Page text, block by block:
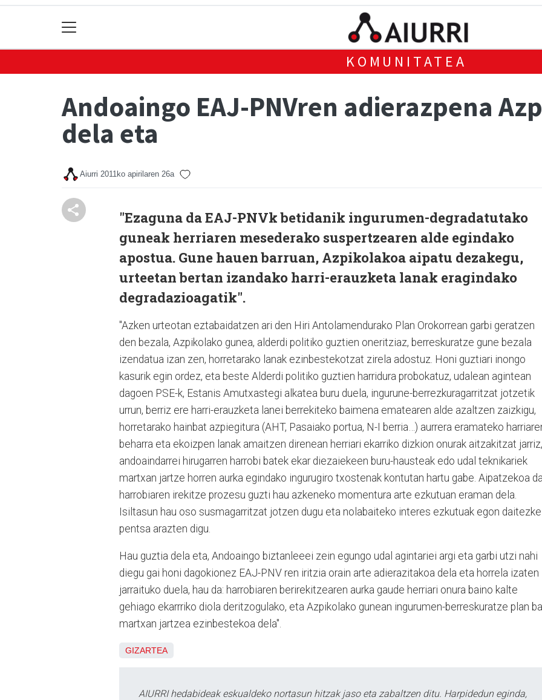
KOMUNITATEA
Andoaingo EAJ-PNVren adierazpena
dela eta
Aiurri 2011ko apirilaren 26a
"Ezaguna da EAJ-PNVk betidanik ingurumen-degradatutako
guneak herriaren mesederako suspertzearen alde egindako
apostua. Gune hauen barruan, Azpikolakoa aipatu dezakegu,
urteetan bertan izandako harri-erauzketa lanak eragindako
degradazioagatik".
"Azken urteotan eztabaidatzen ari den Hiri Antolamendurako Plan Orokorrean garbi geratzen
den bezala, Azpikolako gunea, alderdi politiko guztien oneritziaz, berreskuratze gune bezala
izendatua izan zen, horretarako lanak ezinbestekotzat zirela adostuz. Honi guztiari inongo
kasurik egin ordez, eta beste Alderdi politiko guztien harridura probokatuz, udalean agintean
dagoen PSE-k, Estanis Amutxastegi alkatea buru duela, ingurune-berrezkuragarritzat jotzetik
urrun, berriz ere harri-erauzketa lanei berrekiteko baimena ematearen alde azaltzen zaizkigu,
horretarako hainbat azpiegitura (AHT, Pasaiako portua, N-I berria…) aurrera eramateko
beharra eta ekoizpen lanak amaitzen direnean herriari ekarriko dizkion onurak aitzakitzat jarriz,
andoaindarrei hirugarren harrobi batek ekar diezaiekeen buru-hausteak edo udal teknikariek
martxan jartze horren aurka egindako ingurugiro txostenak kontutan hartu gabe. Aipatzekoa
harrobiaren irekitze prozesu guzti hau azkeneko momentura arte ezkutuan eraman dela.
Isiltasun hau oso susmagarritzat jotzen dugu eta nolabaiteko interes ezkutuak egon
pentsa arazten digu.
Hau guztia dela eta, Andoaingo biztanleeei zein egungo udal agintariei argi eta garbi utzi nahi
diegu gai honi dagokionez EAJ-PNV ren iritzia orain arte adierazitakoa dela eta horrela izaten
jarraituko duela, hau da: harrobiaren berirekitzearen aurka gaude herriari onura baino kalte
gehiago ekarrriko diola deritzogulako, eta Azpikolako gunean ingurumen-berreskuratze plan
martxan jartzea ezinbestekoa dela".
GIZARTEA
AIURRI hedabideak eskualdeko nortasun hitzak jaso eta zabaltzen ditu. Harpidedun eginda,